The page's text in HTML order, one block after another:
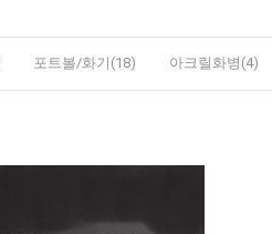
포트볼/화기(18) 아크릴화병(4)